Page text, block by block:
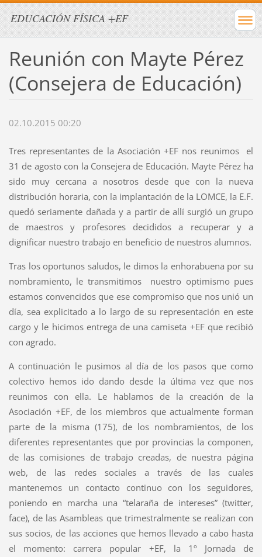
EDUCACIÓN FÍSICA +EF
Reunión con Mayte Pérez
(Consejera de Educación)
02.10.2015 00:20
Tres representantes de la Asociación +EF nos reunimos el
31 de agosto con la Consejera de Educación. Mayte Pérez ha
sido muy cercana a nosotros desde que con la nueva
distribución horaria, con la implantación de la LOMCE, la E.F.
quedó seriamente dañada y a partir de allí surgió un grupo
de maestros y profesores decididos a recuperar y a
dignificar nuestro trabajo en beneficio de nuestros alumnos.
Tras los oportunos saludos, le dimos la enhorabuena por su
nombramiento, le transmitimos nuestro optimismo pues
estamos convencidos que ese compromiso que nos unió un
día, sea explicitado a lo largo de su representación en este
cargo y le hicimos entrega de una camiseta +EF que recibió
con agrado.
A continuación le pusimos al día de los pasos que como
colectivo hemos ido dando desde la última vez que nos
reunimos con ella. Le hablamos de la creación de la
Asociación +EF, de los miembros que actualmente forman
parte de la misma (175), de los nombramientos, de los
diferentes representantes que por provincias la componen,
de las comisiones de trabajo creadas, de nuestra página
web, de las redes sociales a través de las cuales
mantenemos un contacto continuo con los seguidores,
poniendo en marcha una “telaraña de intereses” (twitter,
face), de las Asambleas que trimestralmente se realizan con
sus socios, de las acciones que hemos llevado a cabo hasta
el momento: carrera popular +EF, la 1º Jornada de